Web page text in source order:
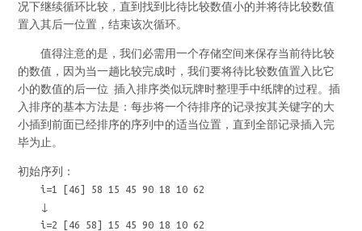
况下继续循环比较，直到找到比待比较数值小的并将待比较数值
置入其后一位置，结束该次循环。
值得注意的是，我们必需用一个存储空间来保存当前待比较
的数值，因为当一趟比较完成时，我们要将待比较数值置入比它
小的数值的后一位 插入排序类似玩牌时整理手中纸牌的过程。插
入排序的基本方法是：每步将一个待排序的记录按其关键字的大
小插到前面已经排序的序列中的适当位置，直到全部记录插入完
毕为止。
初始序列：
i=1 [46] 58 15 45 90 18 10 62
↓
i=2 [46 58] 15 45 90 18 10 62